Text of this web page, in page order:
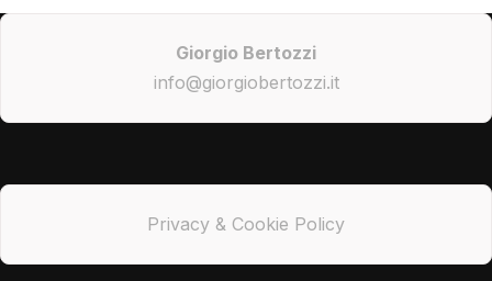
Giorgio Bertozzi
info@giorgiobertozzi.it
Privacy & Cookie Policy